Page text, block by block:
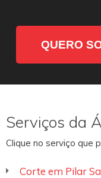
QUERO
Serviços da
Clique no serviço que
Corte em Pilar